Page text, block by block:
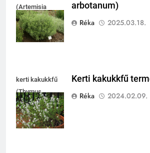
(Artemisia
arbotanum)
arbotanum)
Réka
2025.03.18.
kerti kakukkfű
(Thymus
vulgaris)
Kerti kakukkfű
Réka
2024.02.09.